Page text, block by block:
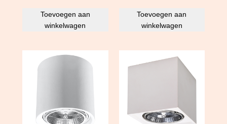
Toevoegen aan
winkelwagen
Toevoegen aan
winkelwagen